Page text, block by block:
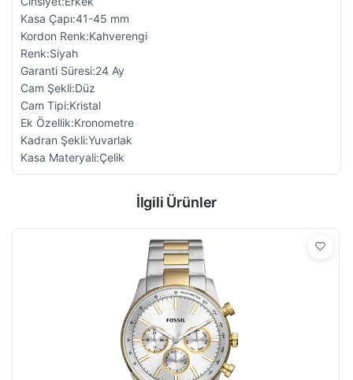
Kasa Çapı:41-45 mm
Kordon Renk:Kahverengi
Renk:Siyah
Garanti Süresi:24 Ay
Cam Şekli:Düz
Cam Tipi:Kristal
Ek Özellik:Kronometre
Kadran Şekli:Yuvarlak
Kasa Materyali:Çelik
İlgili Ürünler